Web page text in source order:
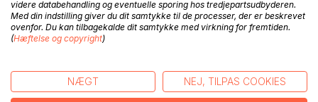
Romanen følger hendes bevægelse fra passiv iagttagelse
til bevidst handling. Ikke gennem konfrontation eller opgør,
mere hun insisterer på at se mønstrene, desto tydeligere
bliver det, at nogen har en interesse i, at hun ikke gør det.
videre databehandling og eventuelle sporing hos tredjepartsudbyderen.
Med din indstilling giver du dit samtykke til de processer, der er beskrevet
ovenfor. Du kan tilbagekalde dit samtykke med virkning for fremtiden.
(Hæftelse og copyright)
NÆGT NEJ, TILPAS COOKIES